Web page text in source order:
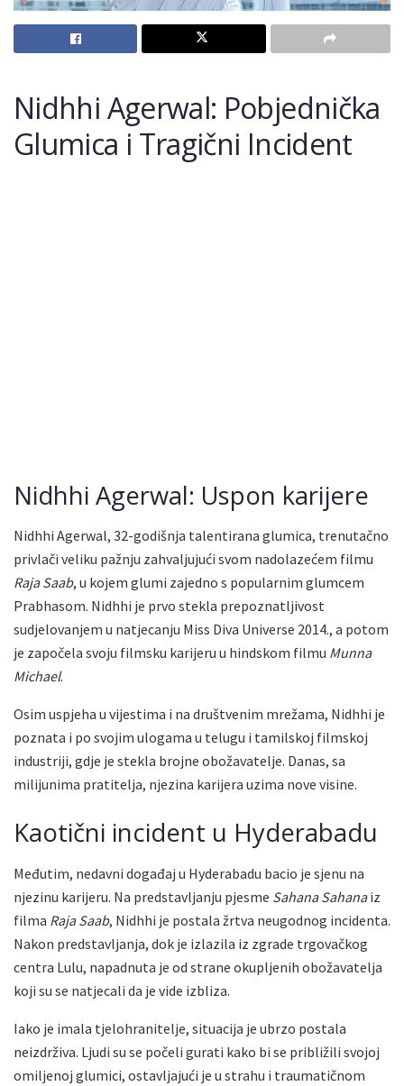
Nidhhi Agerwal: Pobjednička
Glumica i Tragični Incident
Nidhhi Agerwal: Uspon karijere
Nidhhi Agerwal, 32-godišnja talentirana glumica, trenutačno
privlači veliku pažnju zahvaljujući svom nadolazećem filmu
Raja Saab, u kojem glumi zajedno s popularnim glumcem
Prabhasom. Nidhhi je prvo stekla prepoznatljivost
sudjelovanjem u natjecanju Miss Diva Universe 2014., a potom
je započela svoju filmsku karijeru u hindskom filmu Munna
Michael.
Osim uspjeha u vijestima i na društvenim mrežama, Nidhhi je
poznata i po svojim ulogama u telugu i tamilskoj filmskoj
industriji, gdje je stekla brojne obožavatelje. Danas, sa
milijunima pratitelja, njezina karijera uzima nove visine.
Kaotični incident u Hyderabadu
Međutim, nedavni događaj u Hyderabadu bacio je sjenu na
njezinu karijeru. Na predstavljanju pjesme Sahana Sahanaiz
filma Raja Saab, Nidhhi je postala žrtva neugodnog incidenta.
Nakon predstavljanja, dok je izlazila iz zgrade trgovačkog
centra Lulu, napadnuta je od strane okupljenih obožavatelja
koji su se natjecali da je vide izbliza.
Iako je imala tjelohranitelje, situacija je ubrzo postala
neizdrživa. Ljudi su se počeli gurati kako bi se približili svojoj
omiljenoj glumici, ostavljajući je u strahu i traumatičnom